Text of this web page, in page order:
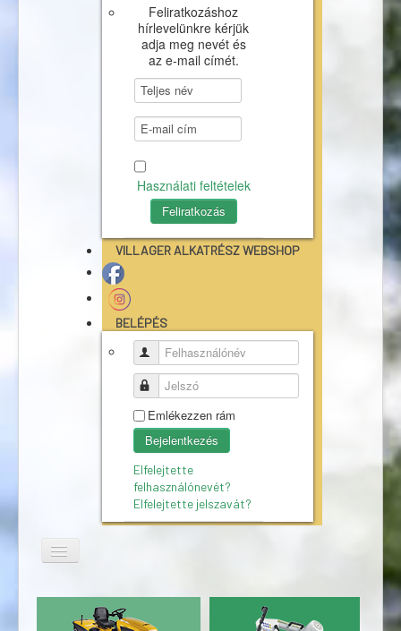
Feliratkozáshoz
hírlevelünkre kérjük
adja meg nevét és
az e-mail címét.
Használati feltételek
VILLAGER ALKATRÉSZ WEBSHOP
BELÉPÉS
Felhasználónév
Jelszó
Emlékezzen rám
Bejelentkezés
Elfelejtette
felhasználónevét?
Elfelejtette jelszavát?